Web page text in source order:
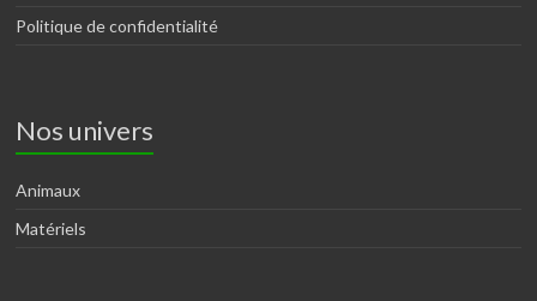
Politique de confidentialité
Nos univers
Animaux
Matériels